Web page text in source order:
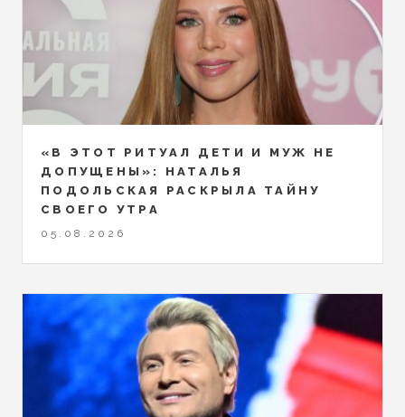
«В ЭТОТ РИТУАЛ ДЕТИ И МУЖ НЕ
ДОПУЩЕНЫ»: НАТАЛЬЯ
ПОДОЛЬСКАЯ РАСКРЫЛА ТАЙНУ
СВОЕГО УТРА
05.08.2026